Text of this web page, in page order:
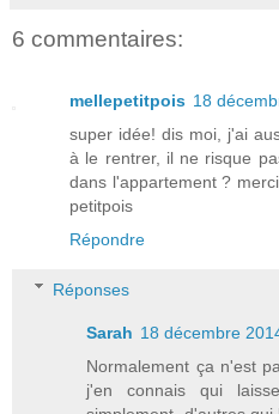
6 commentaires:
mellepetitpois 18
super idée! dis moi, j'ai
à le rentrer, il ne risque
dans l'appartement ?
petitpois
Répondre
Réponses
Sarah 18 décembre
Normalement ça n'est
j'en connais qui